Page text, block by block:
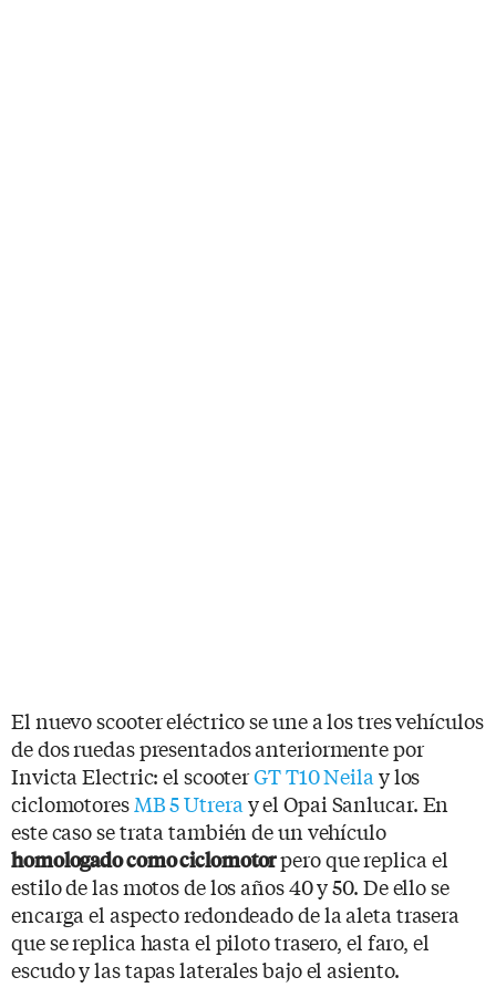
El nuevo scooter eléctrico se une a los tres vehículos
de dos ruedas presentados anteriormente por
Invicta Electric: el scooterGT T10 Neila y los
ciclomotoresMB 5 Utrera y el Opai Sanlucar. En
este caso se trata también de un vehículo
homologado como ciclomotorpero que replica el
estilo de las motos de los años 40 y 50. De ello se
encarga el aspecto redondeado de la aleta trasera
que se replica hasta el piloto trasero, el faro, el
escudo y las tapas laterales bajo el asiento.